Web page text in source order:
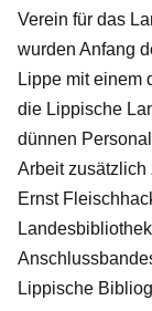
Verein für das
wurden Anfang
Lippe mit einem
die Lippische
dünnen
Arbeit zusätzlich
Ernst
Lippische